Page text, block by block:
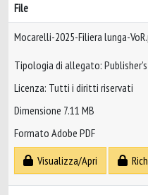
File
Mocarelli-2025-Filiera lunga-
Tipologia di allegato: Publisher’s
Licenza: Tutti i diritti riservati
Dimensione 7.11 MB
Formato Adobe PDF
Visualizza/Apri